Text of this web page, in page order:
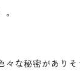
々な秘密がありそ